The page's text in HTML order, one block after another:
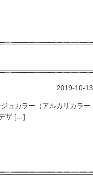
2019-10-13
ュカラー（アルカリカラー
ザ […]